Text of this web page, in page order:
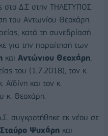
στο Δ.Σ στην ΤΗΛΕΤΥΠΟΣ
του Αντωνίου Θεοχάρη.
κατά τη συνεδρίασή
για την παραίτησή των
και Αντώνιου Θεοχάρη,
του (1.7.2018), τον κ.
και τον κ.
κ. Θεοχάρη.
συγκροτήθηκε εκ νέου σε
Σταύρο Ψυχάρη και